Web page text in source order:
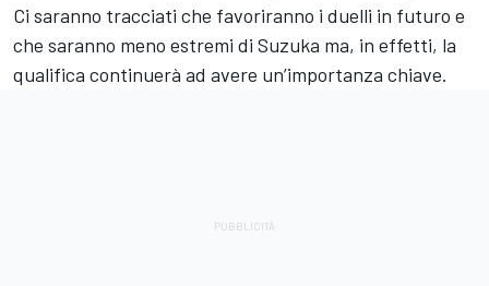
Ci saranno tracciati che favoriranno i duelli in futuro e
che saranno meno estremi di Suzuka ma, in effetti, la
qualifica continuerà ad avere un’importanza chiave.